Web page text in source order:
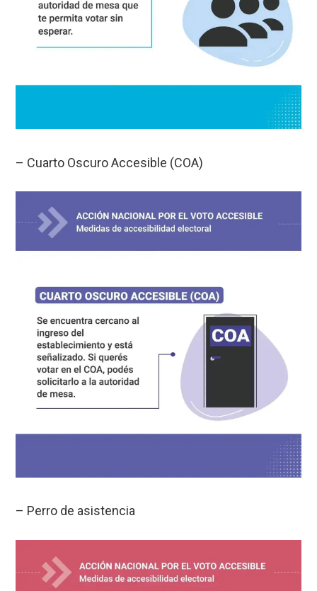
– Cuarto Oscuro Accesible (COA)
– Perro de asistencia